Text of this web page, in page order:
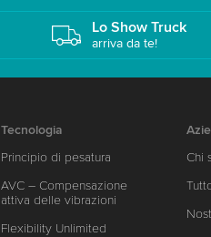
Lo Show Truck
arriva da te!
Tecnologia
Principio di pesatura
AVC – Compensazione
attiva delle vibrazioni
Flexibility Unlimited
Chi